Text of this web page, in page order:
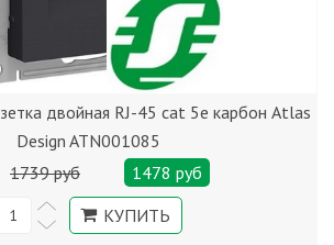
двойная RJ-45 cat 5е карбон Atlas
Design ATN001085
1739 руб
1478 руб